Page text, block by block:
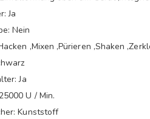
Ja
Nein
,Mixen ,Pürieren ,Shaken
Ja
U / Min.
Kunststoff